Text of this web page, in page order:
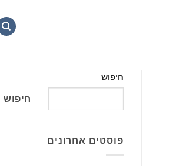
חיפוש
חיפוש
פוסטים אחרונים